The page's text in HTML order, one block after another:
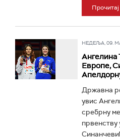
Прочитај
НЕДЕЉА, 09.
Ангелина
Европе,
Државна
увис
сребрну